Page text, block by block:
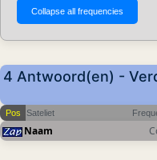
4 Antwoord(en) -
Pos Sateliet
Naam